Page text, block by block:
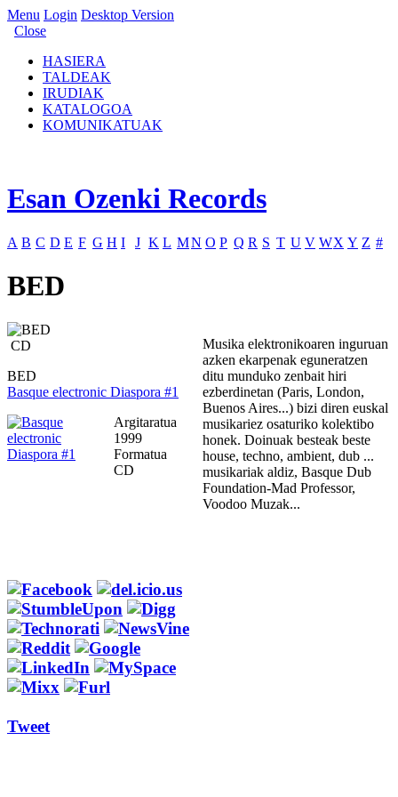
Menu Login Desktop Version
Close
HASIERA
TALDEAK
IRUDIAK
KATALOGOA
KOMUNIKATUAK
Esan Ozenki Records
A B C D E F G H I J K L MN O P Q R S T U V WX Y Z #
BED
CD
BED
Basque electronic Diaspora #1
Argitaratua
1999
Formatua
CD
Tweet
Musika elektronikoaren inguruan
azken ekarpenak eguneratzen
ditu munduko zenbait hiri
ezberdinetan (Paris, London,
Buenos Aires...) bizi diren euskal
musikariez osaturiko kolektibo
honek. Doinuak besteak beste
house, techno, ambient, dub ...
musikariak aldiz, Basque Dub
Foundation-Mad Professor,
Voodoo Muzak...